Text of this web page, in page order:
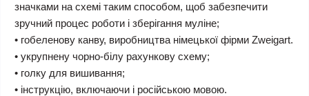
значками на схемі таким способом, щоб забезпечити
зручний процес роботи і зберігання муліне;
• гобеленову канву, виробництва німецької фірми Zweigart.
• укрупнену чорно-білу рахункову схему;
• голку для вишивання;
• інструкцію, включаючи і російською мовою.